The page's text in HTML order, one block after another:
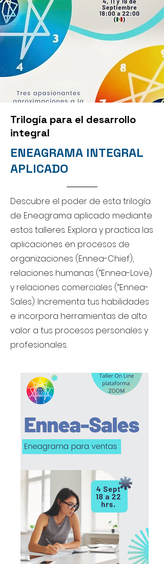
Trilogía para el desarrollo
integral
ENEAGRAMA INTEGRAL
APLICADO
Descubre el poder de esta trilogía
de Eneagrama aplicado mediante
estos talleres. Explora y practica las
aplicaciones en procesos de
organizaciones (Ennea-Chief),
relaciones humanas (“Ennea-Love)
y relaciones comerciales (“Ennea-
Sales). Incrementa tus habilidades
e incorpora herramientas de alto
valor a tus procesos personales y
profesionales.